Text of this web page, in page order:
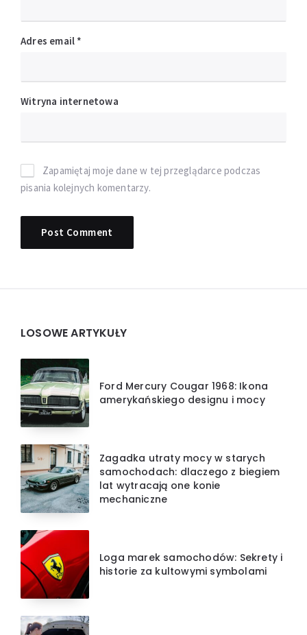
Adres email *
Witryna internetowa
Zapamiętaj moje dane w tej przeglądarce podczas
pisania kolejnych komentarzy.
Widgets
LOSOWE ARTYKUŁY
Ford Mercury Cougar 1968: Ikona
amerykańskiego designu i mocy
Zagadka utraty mocy w starych
samochodach: dlaczego z biegiem
lat wytracają one konie
mechaniczne
Loga marek samochodów: Sekrety i
historie za kultowymi symbolami